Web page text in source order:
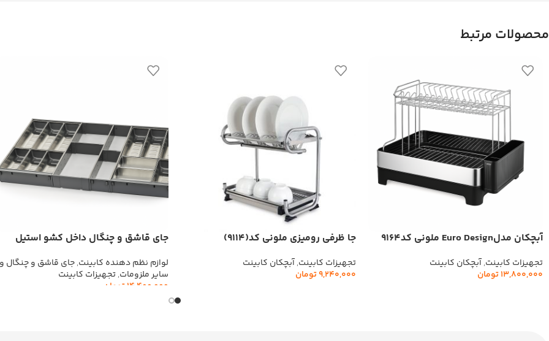
محصولات مرتبط
آبچکان مدلEuro Design ملونی کد9164
تجهیزات کابینت,آبچکان کابینت
13,800,000تومان
جا ظرفی رومیزی ملونی کد(9114)
تجهیزات کابینت,آبچکان کابینت
9,240,000 تومان
جای قاشق و چنگال داخل کشو استیل
لوازم نظم دهنده کابینت,جای قاشق و چنگال و
سایر ملزومات,تجهیزات کابینت
14,400,000تومان